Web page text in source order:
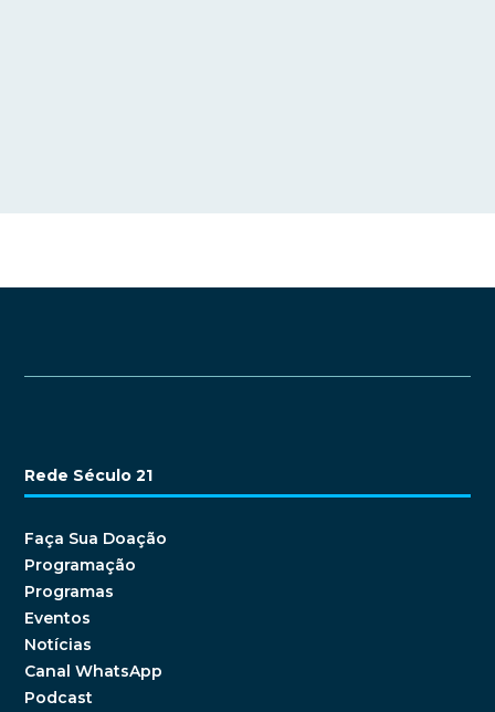
Rede Século 21
Faça Sua Doação
Programação
Programas
Eventos
Notícias
Canal WhatsApp
Podcast